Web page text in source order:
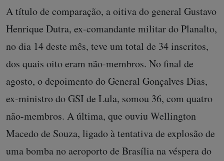
A título de comparação, a oitiva do general Gustavo
Henrique Dutra, ex-comandante militar do Planalto,
no dia 14 deste mês, teve um total de 34 inscritos,
dos quais oito eram não-membros. No final de
agosto, o depoimento do General Gonçalves Dias,
ex-ministro do GSI de Lula, somou 36, com quatro
não-membros. A última, que ouviu Wellington
Macedo de Souza, ligado à tentativa de explosão de
uma bomba no aeroporto de Brasília na véspera do